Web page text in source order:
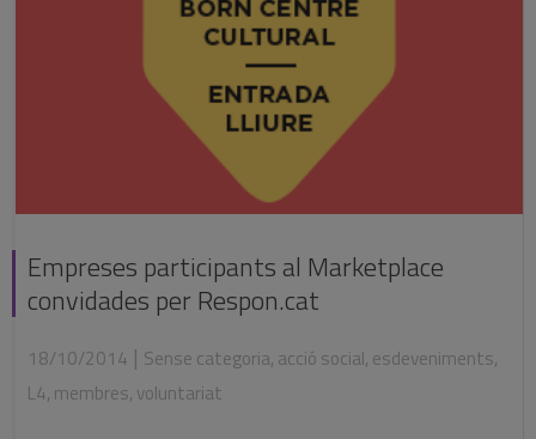
Empreses participants al Marketplace
convidades per Respon.cat
18/10/2014 | Sense categoria, acció social, esdeveniments,
L4, membres, voluntariat